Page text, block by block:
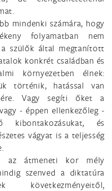
mindenki számára, hogy
folyamatban nem
szülők által megtanított
konkrét családban és
környezetben élnek:
történik, hatással van
Vagy segíti őket a
- éppen ellenkezőleg -
kibontakozásukat, és
vágyat is a teljesség
az átmeneti kor mély
szenved a diktatúra
következményeitől,